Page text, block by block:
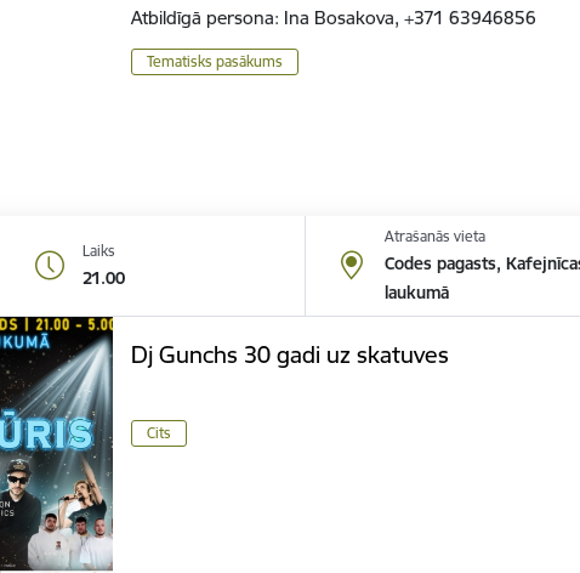
Atbildīgā persona: Ina Bosakova, +371 63946856
Tematisks pasākums
Laiks
21.00
Atrašanās vieta
Codes pagasts,
laukumā
Dj Gunchs 30 gadi uz skatuves
Cits